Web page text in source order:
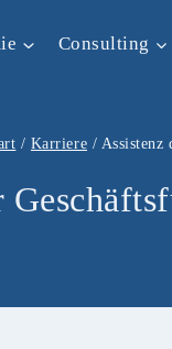
Consulting
/ Karriere /